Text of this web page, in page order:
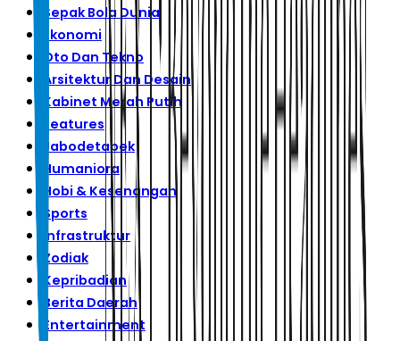
Sepak Bola Dunia
Ekonomi
Oto Dan Tekno
Arsitektur Dan Desain
Kabinet Merah Putih
Features
Jabodetabek
Humaniora
Hobi & Kesenangan
Sports
Infrastruktur
Zodiak
Kepribadian
Berita Daerah
Entertainment